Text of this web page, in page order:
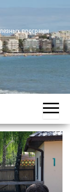
программ